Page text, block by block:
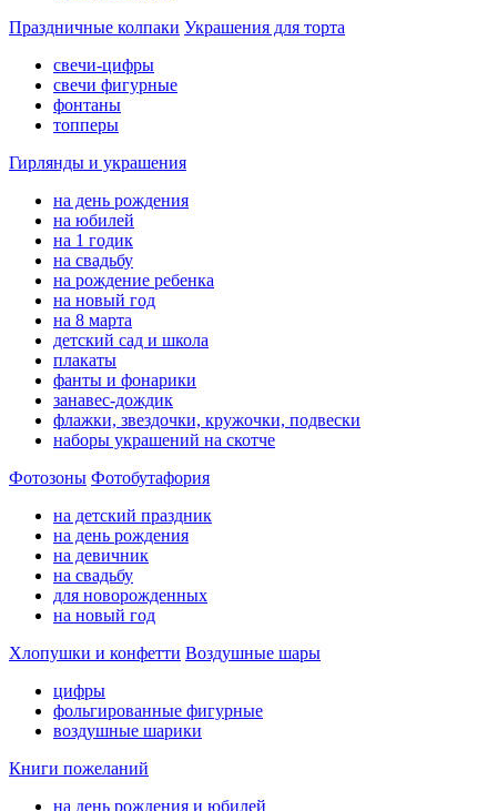
Праздничные колпаки Украшения для торта
свечи-цифры
свечи фигурные
фонтаны
топперы
Гирлянды и украшения
на день рождения
на юбилей
на 1 годик
на свадьбу
на рождение ребенка
на новый год
на 8 марта
детский сад и школа
плакаты
фанты и фонарики
занавес-дождик
флажки, звездочки, кружочки, подвески
наборы украшений на скотче
Фотозоны Фотобутафория
на детский праздник
на день рождения
на девичник
на свадьбу
для новорожденных
на новый год
Хлопушки и конфетти Воздушные шары
цифры
фольгированные фигурные
воздушные шарики
Книги пожеланий
на день рождения и юбилей